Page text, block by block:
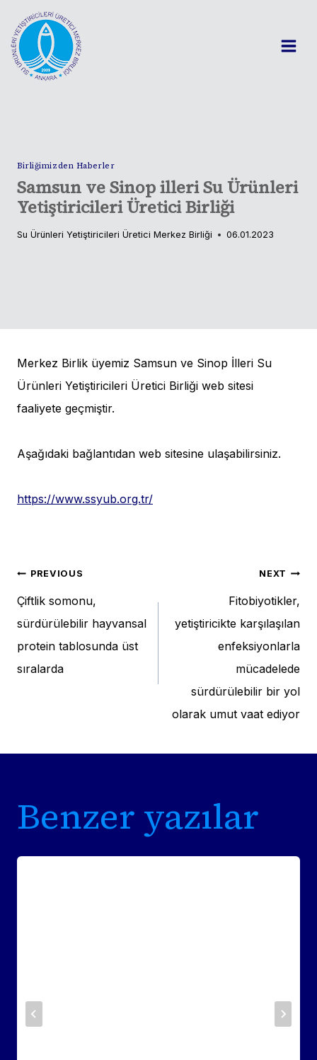
content
Birliğimizden Haberler
Samsun ve Sinop illeri Su Ürünleri
Yetiştiricileri Üretici Birliği
Su Ürünleri Yetiştiricileri Üretici Merkez Birliği 06.01.2023
Merkez Birlik üyemiz Samsun ve Sinop İlleri Su
Ürünleri Yetiştiricileri Üretici Birliği web sitesi
faaliyete geçmiştir.
Aşağıdaki bağlantıdan web sitesine ulaşabilirsiniz.
https://www.ssyub.org.tr/
Post
navigation
PREVIOUS
Çiftlik somonu,
sürdürülebilir hayvansal
protein tablosunda üst
sıralarda
NEXT
Fitobiyotikler,
yetiştiricikte karşılaşılan
enfeksiyonlarla
mücadelede
sürdürülebilir bir yol
olarak umut vaat ediyor
Benzer yazılar